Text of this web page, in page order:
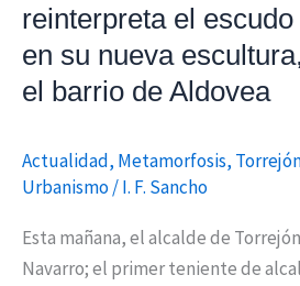
reinterpreta el
en su nueva
el barrio de Aldovea
Actualidad, Metamorfosis,
Urbanismo/I. F. Sancho
Esta mañana, el alcalde de
Navarro; el primer teniente de
nueva
escultura,
ubicada
en
barrio
de
Aldovea